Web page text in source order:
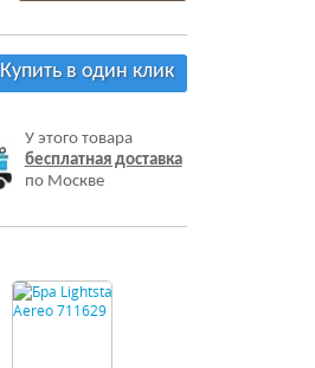
Купить в один клик
У этого товара
бесплатная доставка
по Москве